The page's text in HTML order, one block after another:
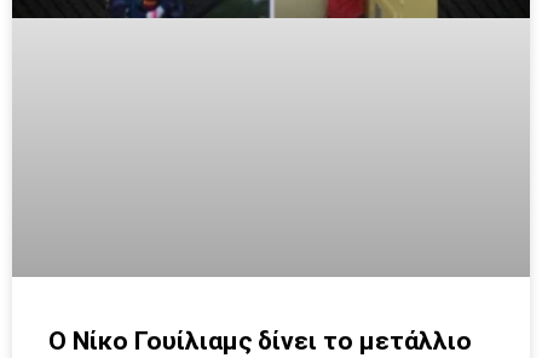
Ο Νίκο Γουίλιαμς δίνει το μετάλλιο